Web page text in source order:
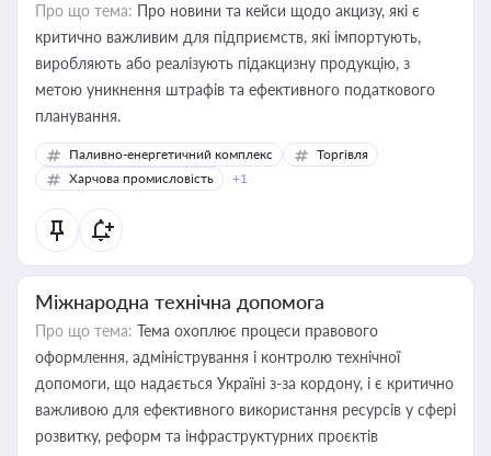
Про що тема: Про новини та кейси щодо акцизу, які є
критично важливим для підприємств, які імпортують,
виробляють або реалізують підакцизну продукцію, з
метою уникнення штрафів та ефективного податкового
планування.
Паливно-енергетичний комплекс
Торгівля
Харчова промисловість
+1
Міжнародна технічна допомога
Про що тема: Тема охоплює процеси правового
оформлення, адміністрування і контролю технічної
допомоги, що надається Україні з-за кордону, і є критично
важливою для ефективного використання ресурсів у сфері
розвитку, реформ та інфраструктурних проєктів